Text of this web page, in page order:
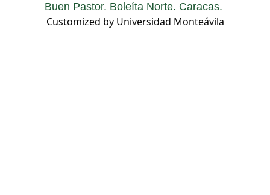
Buen Pastor. Boleíta Norte. Caracas.
Customized by Universidad Monteávila